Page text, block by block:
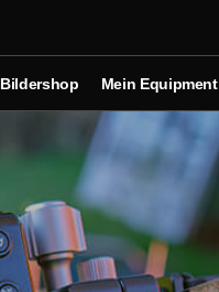
Bildershop Mein Equipment